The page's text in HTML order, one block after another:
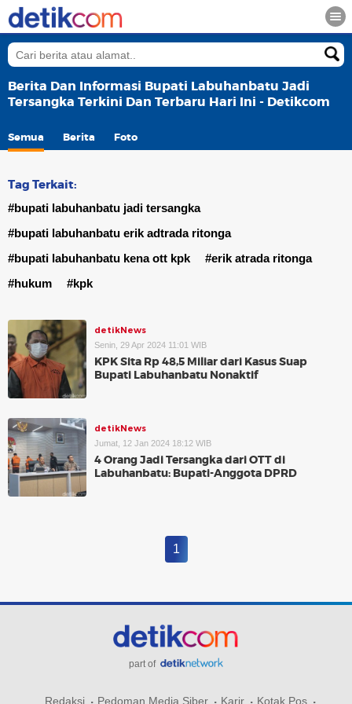
Berita Dan Informasi Bupati Labuhanbatu Jadi
Tersangka Terkini Dan Terbaru Hari Ini - Detikcom
Semua Berita Foto
Tag Terkait:
#bupati labuhanbatu jadi tersangka
#bupati labuhanbatu erik adtrada ritonga
#bupati labuhanbatu kena ott kpk
#erik atrada ritonga
#hukum
#kpk
detikNews
Senin, 29 Apr 2024 11:01 WIB
KPK Sita Rp 48,5 Miliar dari Kasus Suap
Bupati Labuhanbatu Nonaktif
detikNews
Jumat, 12 Jan 2024 18:12 WIB
4 Orang Jadi Tersangka dari OTT di
Labuhanbatu: Bupati-Anggota DPRD
1
part of
Redaksi Pedoman Media Siber Karir Kotak Pos